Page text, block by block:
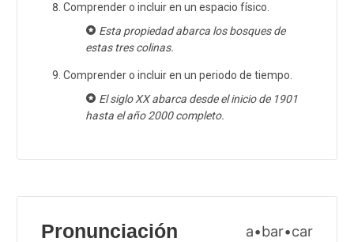
Comprender o incluir en un espacio físico.
Esta propiedad abarca los bosques de
estas tres colinas.
Comprender o incluir en un periodo de tiempo.
El siglo XX abarca desde el inicio de 1901
hasta el año 2000 completo.
Pronunciación a•bar•car